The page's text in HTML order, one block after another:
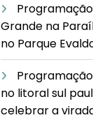
Grande na
no Parque
no litoral sul
celebrar a